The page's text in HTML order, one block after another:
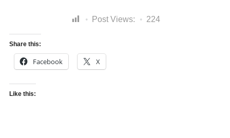
Post Views: 224
Share this:
Facebook X
Like this: